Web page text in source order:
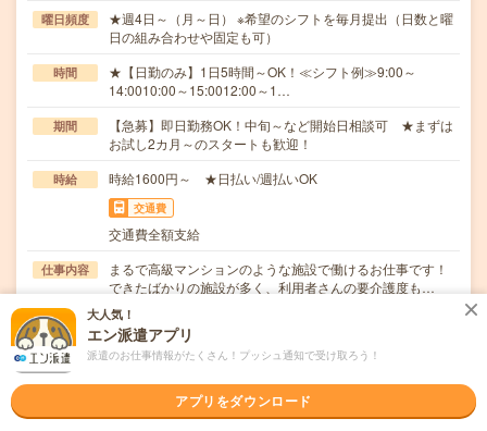
曜日頻度
★週4日～（月～日） ※希望のシフトを毎月提出（日数と曜
日の組み合わせや固定も可）
時間
★【日勤のみ】1日5時間～OK！≪シフト例≫9:00～
14:0010:00～15:0012:00～1…
期間
【急募】即日勤務OK！中旬～など開始日相談可 ★まずは
お試し2カ月～のスタートも歓迎！
時給 時給1600円～ ★日払い/週払いOK
交通費
交通費全額支給
仕事内容
まるで高級マンションのような施設で働けるお仕事です！
できたばかりの施設が多く、利用者さんの要介護度も…
応募資格
職種未経験OK / ブランクOK / パソコンスキル不要 / 英語力
不要
＜未経験・無資格・ブランクOK！＞・年齢、学歴不問！・
職場の雰囲気
大人気！
エン派遣アプリ
派遣のお仕事情報がたくさん！プッシュ通知で受け取ろう！
アプリをダウンロード